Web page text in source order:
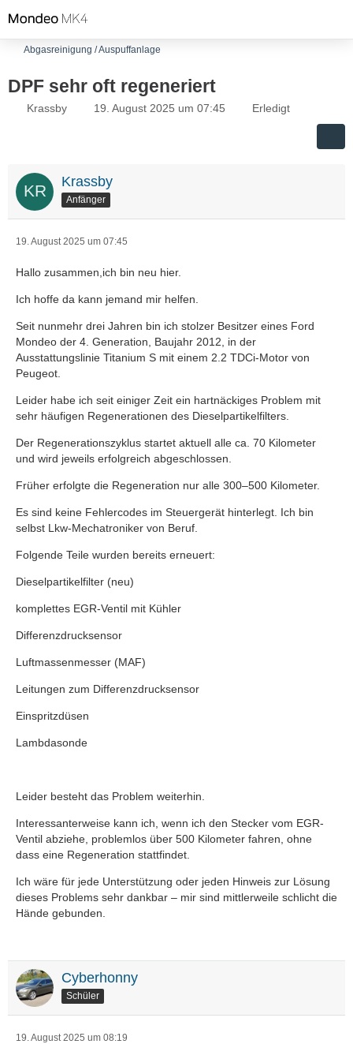
Abgasreinigung / Auspuffanlage
DPF sehr oft regeneriert
Krassby 19. August 2025 um 07:45 Erledigt
Krassby
Anfänger
19. August 2025 um 07:45
Hallo zusammen,ich bin neu hier.
Ich hoffe da kann jemand mir helfen.
Seit nunmehr drei Jahren bin ich stolzer Besitzer eines Ford
Mondeo der 4. Generation, Baujahr 2012, in der
Ausstattungslinie Titanium S mit einem 2.2 TDCi-Motor von
Peugeot.
Leider habe ich seit einiger Zeit ein hartnäckiges Problem mit
sehr häufigen Regenerationen des Dieselpartikelfilters.
Der Regenerationszyklus startet aktuell alle ca. 70 Kilometer
und wird jeweils erfolgreich abgeschlossen.
Früher erfolgte die Regeneration nur alle 300–500 Kilometer.
Es sind keine Fehlercodes im Steuergerät hinterlegt. Ich bin
selbst Lkw-Mechatroniker von Beruf.
Folgende Teile wurden bereits erneuert:
Dieselpartikelfilter (neu)
komplettes EGR-Ventil mit Kühler
Differenzdrucksensor
Luftmassenmesser (MAF)
Leitungen zum Differenzdrucksensor
Einspritzdüsen
Lambdasonde
Leider besteht das Problem weiterhin.
Interessanterweise kann ich, wenn ich den Stecker vom EGR-
Ventil abziehe, problemlos über 500 Kilometer fahren, ohne
dass eine Regeneration stattfindet.
Ich wäre für jede Unterstützung oder jeden Hinweis zur Lösung
dieses Problems sehr dankbar – mir sind mittlerweile schlicht die
Hände gebunden.
Cyberhonny
Schüler
19. August 2025 um 08:19